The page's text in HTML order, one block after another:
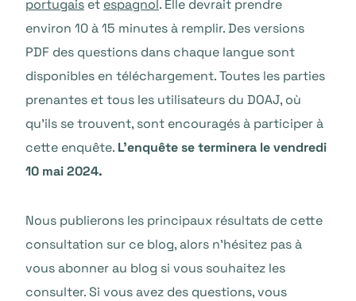
portugais et espagnol . Elle devrait prendre
environ 10 à 15 minutes à remplir. Des versions
PDF des questions dans chaque langue sont
disponibles en téléchargement. Toutes les parties
prenantes et tous les utilisateurs du DOAJ, où
qu’ils se trouvent, sont encouragés à participer à
cette enquête. L’enquête se terminera le vendredi
10 mai 2024.
Nous publierons les principaux résultats de cette
consultation sur ce blog, alors n’hésitez pas à
vous abonner au blog si vous souhaitez les
consulter. Si vous avez des questions, vous